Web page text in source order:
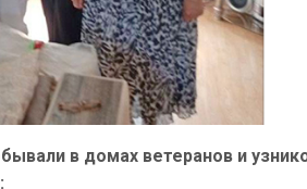
в домах ветеранов и